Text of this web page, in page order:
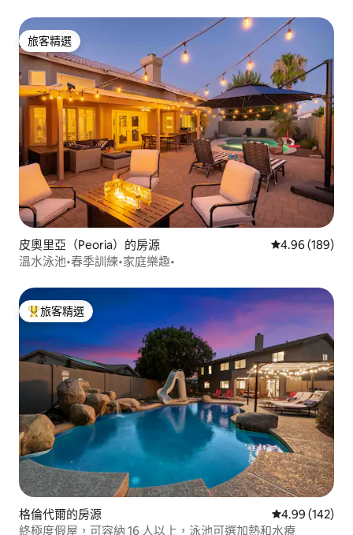
旅客精選
旅客精選
皮奧里亞（Peoria）的房源 從 189 則評價
4.96 (189)
溫水泳池•春季訓練•家庭樂趣•
旅客精選榜首
旅客精選
格倫代爾的房源 從 142 則評價
4.99 (142)
終極度假屋，可容納 16 人以上，泳池可選加熱和水療